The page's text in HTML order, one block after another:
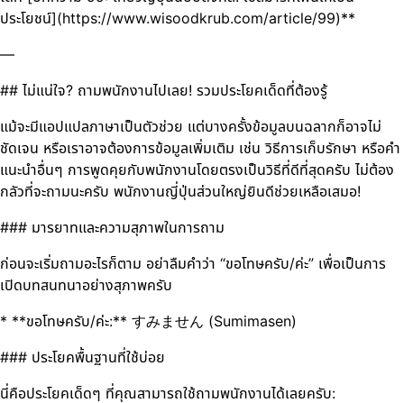
ประโยชน์](https://www.wisoodkrub.com/article/99)**
—
## ไม่แน่ใจ? ถามพนักงานไปเลย! รวมประโยคเด็ดที่ต้องรู้
แม้จะมีแอปแปลภาษาเป็นตัวช่วย แต่บางครั้งข้อมูลบนฉลากก็อาจไม่
ชัดเจน หรือเราอาจต้องการข้อมูลเพิ่มเติม เช่น วิธีการเก็บรักษา หรือคำ
แนะนำอื่นๆ การพูดคุยกับพนักงานโดยตรงเป็นวิธีที่ดีที่สุดครับ ไม่ต้อง
กลัวที่จะถามนะครับ พนักงานญี่ปุ่นส่วนใหญ่ยินดีช่วยเหลือเสมอ!
### มารยาทและความสุภาพในการถาม
ก่อนจะเริ่มถามอะไรก็ตาม อย่าลืมคำว่า “ขอโทษครับ/ค่ะ” เพื่อเป็นการ
เปิดบทสนทนาอย่างสุภาพครับ
* **ขอโทษครับ/ค่ะ:** すみません (Sumimasen)
### ประโยคพื้นฐานที่ใช้บ่อย
นี่คือประโยคเด็ดๆ ที่คุณสามารถใช้ถามพนักงานได้เลยครับ: